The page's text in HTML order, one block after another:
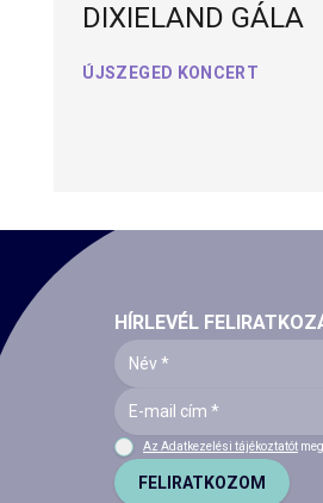
DIXIELAND GÁLA
ÚJSZEGED KONCERT
HÍRLEVÉL
Az Adatkezelési tájékoztatót
FELIRATKOZOM